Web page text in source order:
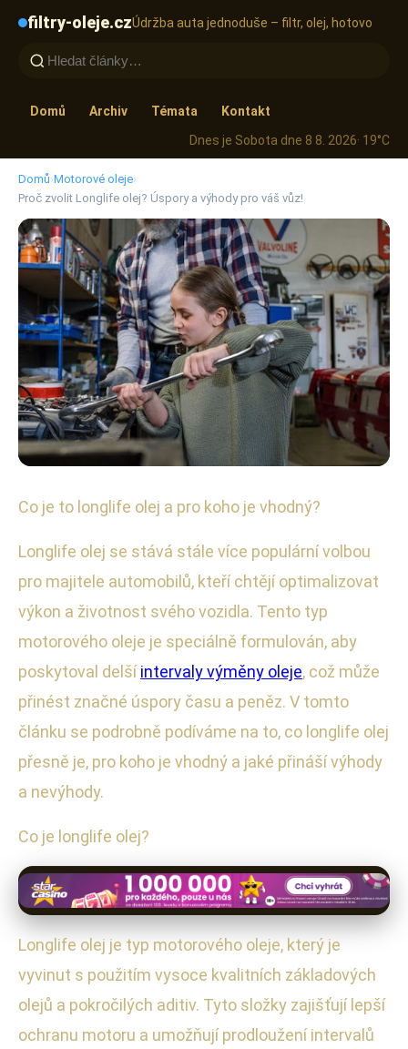
filtry-oleje.czÚdržba auta jednoduše – filtr, olej, hotovo
Domů Archiv Témata
Kontakt
Dnes je Sobota dne 8 8. 2026· 19°C
Domů›Motorové oleje›
Proč zvolit Longlife olej? Úspory a výhody pro váš vůz!
výhody pro váš vůz!
6. 6. 2025· 4 min čtení · Autor: Radim Polák
Co je to longlife olej a pro koho je vhodný?
Longlife olej se stává stále více populární volbou
pro majitele automobilů, kteří chtějí optimalizovat
výkon a životnost svého vozidla. Tento typ
motorového oleje je speciálně formulován, aby
poskytoval delšíintervaly výměny oleje, což může
přinést značné úspory času a peněz. V tomto
článku se podrobně podíváme na to, co longlife olej
přesně je, pro koho je vhodný a jaké přináší výhody
a nevýhody.
Co je longlife olej?
Longlife olej je typ motorového oleje, který je
vyvinut s použitím vysoce kvalitních základových
olejů a pokročilých aditiv. Tyto složky zajišťují lepší
ochranu motoru a umožňují prodloužení intervalů